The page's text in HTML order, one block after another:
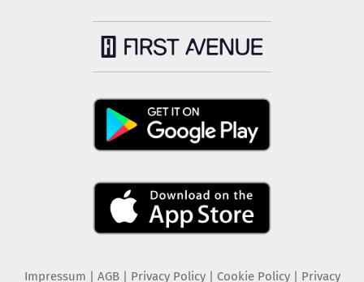
Impressum AGB Privacy Policy| Cookie Policy| Privacy